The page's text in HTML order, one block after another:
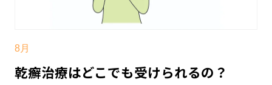
8月
乾癬治療はどこでも受けられるの？